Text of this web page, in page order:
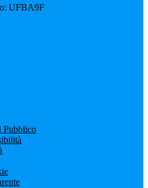
UFBA9F
Pubblico